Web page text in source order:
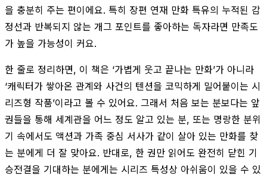
을 충분히 주는 편이에요. 특히 장편 연재 만화 특유의 누적된 감
정선과 반복되지 않는 개그 포인트를 좋아하는 독자라면 만족도
가 높을 가능성이 커요.
한 줄로 정리하면, 이 책은 ‘가볍게 웃고 끝나는 만화’가 아니라
‘캐릭터가 쌓아온 관계와 사건의 텐션을 코믹하게 밀어붙이는 시
리즈형 작품’이라고 볼 수 있어요. 그래서 처음 보는 분보다는 앞
권들을 통해 세계관을 어느 정도 알고 있는 분, 또는 명랑한 분위
기 속에서도 액션과 가족 중심 서사가 같이 살아 있는 만화를 찾
는 분에게 더 잘 맞아요. 반대로, 한 권만 읽어도 완전히 닫힌 기
승전결을 기대하는 분에게는 시리즈 특성상 아쉬움이 있을 수 있